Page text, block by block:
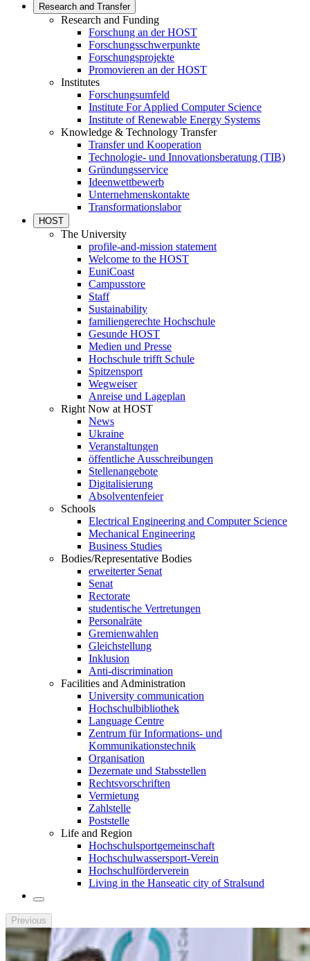
Research and Transfer
Research and Funding
Forschung an der HOST
Forschungsschwerpunkte
Forschungsprojekte
Promovieren an der HOST
Institutes
Forschungsumfeld
Institute For Applied Computer Science
Institute of Renewable Energy Systems
Knowledge & Technology Transfer
Transfer und Kooperation
Technologie- und Innovationsberatung (TIB)
Gründungsservice
Ideenwettbewerb
Unternehmenskontakte
Transformationslabor
HOST
The University
profile-and-mission statement
Welcome to the HOST
EuniCoast
Campusstore
Staff
Sustainability
familiengerechte Hochschule
Gesunde HOST
Medien und Presse
Hochschule trifft Schule
Spitzensport
Wegweiser
Anreise und Lageplan
Right Now at HOST
News
Ukraine
Veranstaltungen
öffentliche Ausschreibungen
Stellenangebote
Digitalisierung
Absolventenfeier
Schools
Electrical Engineering and Computer Science
Mechanical Engineering
Business Studies
Bodies/Representative Bodies
erweiterter Senat
Senat
Rectorate
studentische Vertretungen
Personalräte
Gremienwahlen
Gleichstellung
Inklusion
Anti-discrimination
Facilities and Administration
University communication
Hochschulbibliothek
Language Centre
Zentrum für Informations- und
Kommunikationstechnik
Organisation
Dezernate und Stabsstellen
Rechtsvorschriften
Vermietung
Zahlstelle
Poststelle
Life and Region
Hochschulsportgemeinschaft
Hochschulwassersport-Verein
Hochschulförderverein
Living in the Hanseatic city of Stralsund
Previous